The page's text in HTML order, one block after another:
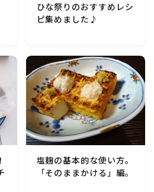
・・スパム・チーズ料理
豆・豆類・豆製品料理
わし・ホタテ貝柱・コーン
・クリスマス・雛祭り・子
ひな祭りのおすすめレシ
ピ集めました♪
塩麹の基本的な使い方。
「そのままかける」編。